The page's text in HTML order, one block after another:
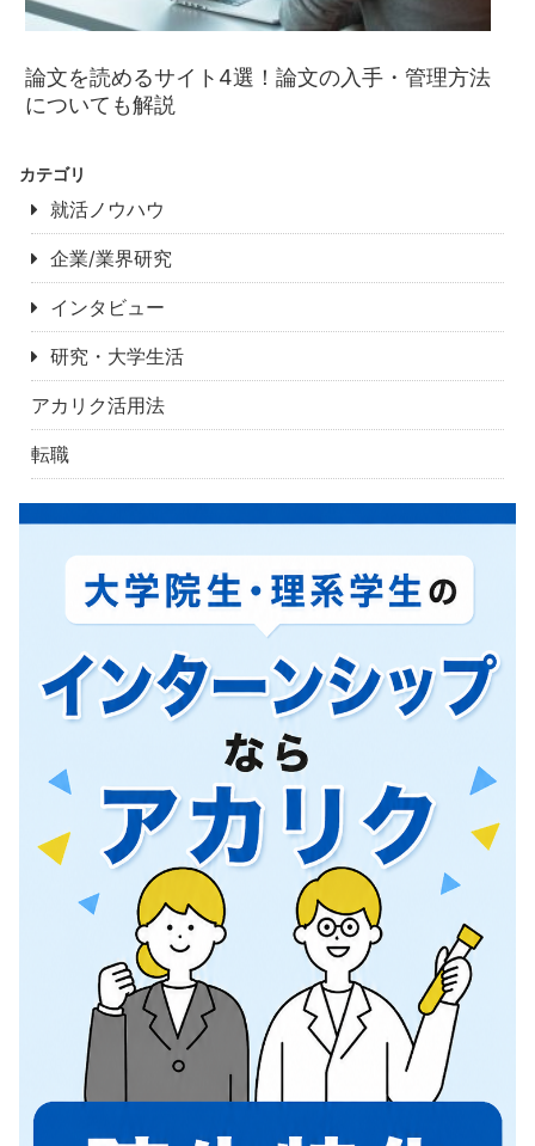
論文を読めるサイト4選！論文の入手・管理方法
についても解説
カテゴリ
就活ノウハウ
企業/業界研究
インタビュー
研究・大学生活
アカリク活用法
転職